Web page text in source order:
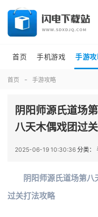
首页 手机游戏 手游
首页 手游攻略
阴阳师源氏道场
八天木偶戏团过
2025-06-19 10:30:36 分类：
阴阳师源氏道场第
过关打法攻略